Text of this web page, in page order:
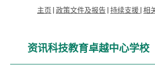
主页 | 政策文件及报告| 持续支援| 相
资讯科技教育卓越中心学校